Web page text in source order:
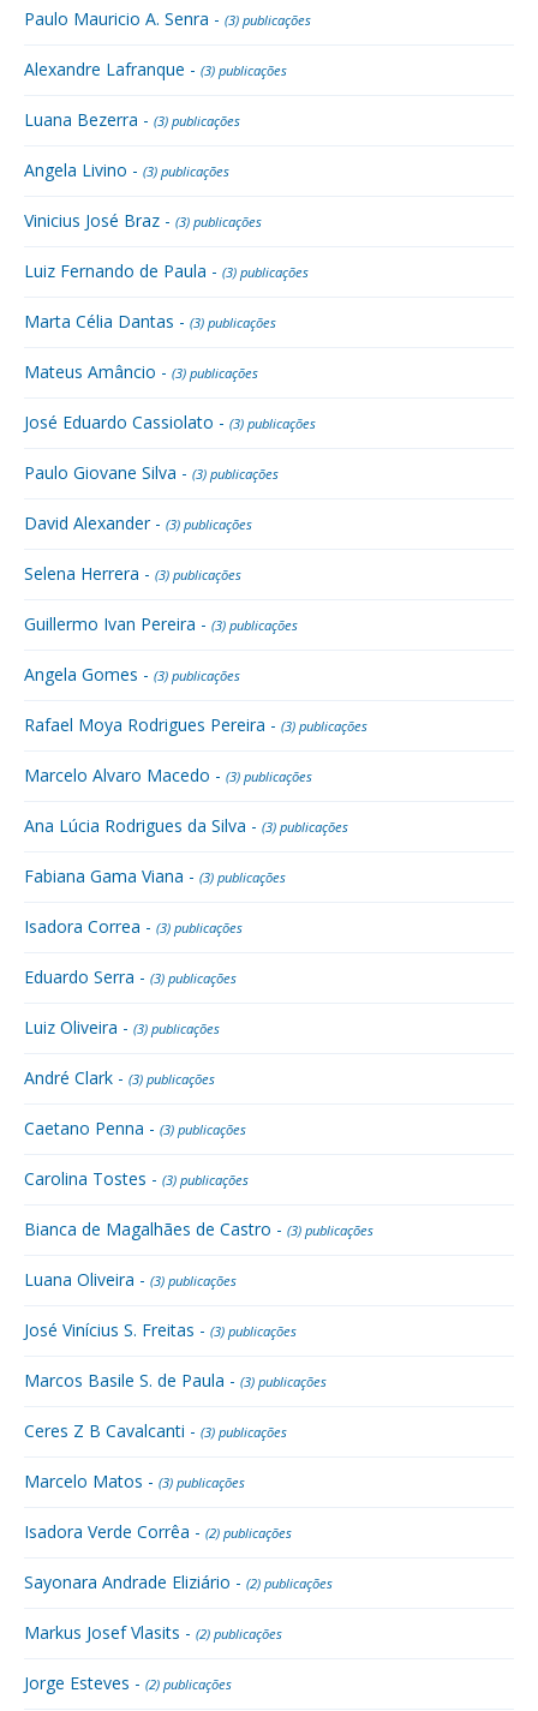
Paulo Mauricio A. Senra - (3) publicações
Alexandre Lafranque - (3) publicações
Luana Bezerra - (3) publicações
Angela Livino - (3) publicações
Vinicius José Braz - (3) publicações
Luiz Fernando de Paula - (3) publicações
Marta Célia Dantas - (3) publicações
Mateus Amâncio - (3) publicações
José Eduardo Cassiolato - (3) publicações
Paulo Giovane Silva - (3) publicações
David Alexander - (3) publicações
Selena Herrera - (3) publicações
Guillermo Ivan Pereira - (3) publicações
Angela Gomes - (3) publicações
Rafael Moya Rodrigues Pereira - (3) publicações
Marcelo Alvaro Macedo - (3) publicações
Ana Lúcia Rodrigues da Silva - (3) publicações
Fabiana Gama Viana - (3) publicações
Isadora Correa - (3) publicações
Eduardo Serra - (3) publicações
Luiz Oliveira - (3) publicações
André Clark - (3) publicações
Caetano Penna - (3) publicações
Carolina Tostes - (3) publicações
Bianca de Magalhães de Castro - (3) publicações
Luana Oliveira - (3) publicações
José Vinícius S. Freitas - (3) publicações
Marcos Basile S. de Paula - (3) publicações
Ceres Z B Cavalcanti - (3) publicações
Marcelo Matos - (3) publicações
Isadora Verde Corrêa - (2) publicações
Sayonara Andrade Eliziário - (2) publicações
Markus Josef Vlasits - (2) publicações
Jorge Esteves - (2) publicações